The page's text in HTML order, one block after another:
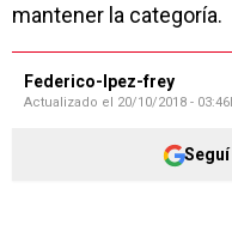
mantener la categoría.
Federico-lpez-frey
Actualizado el 20/10/2018 -
Seguí